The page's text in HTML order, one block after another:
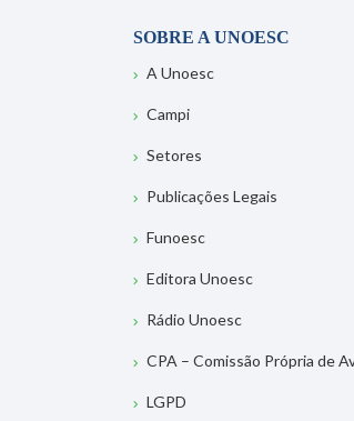
SOBRE A UNOESC
A Unoesc
Campi
Setores
Publicações Legais
Funoesc
Editora Unoesc
Rádio Unoesc
CPA – Comissão Própria de
LGPD